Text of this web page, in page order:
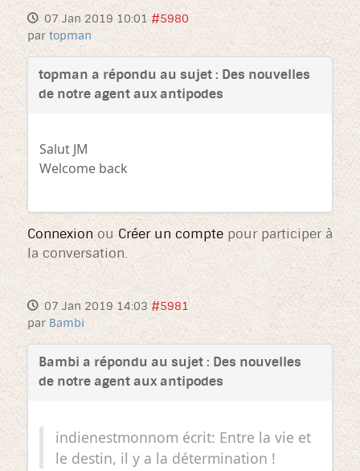
07 Jan 2019 10:01 #5980
partopman
topman a répondu au sujet : Des nouvelles
de notre agent aux antipodes
Salut JM
Welcome back
ConnexionouCréer un compte pour participer à
la conversation.
07 Jan 2019 14:03 #5981
par Bambi
Bambi a répondu au sujet : Des nouvelles
de notre agent aux antipodes
indienestmonnom écrit: Entre la vie et
le destin, il y a la détermination !